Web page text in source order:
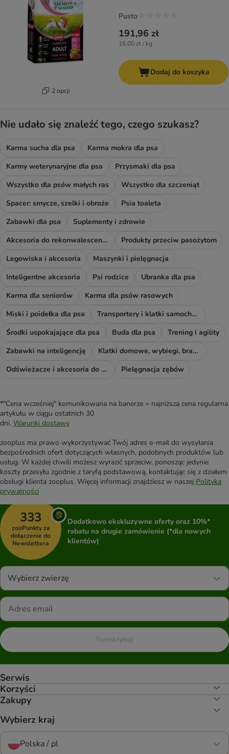
2 opcji
191,96 zł
16,00 zł / kg
Pusto
Dodaj do koszyka
Nie udało się znaleźć tego, czego szukasz?
Karma sucha dla psa
Karma mokra dla psa
Karmy weterynaryjne dla psa
Przysmaki dla psa
Wszystko dla psów małych ras
Wszystko dla szczeniąt
Spacer: smycze, szelki i obroże
Psia toaleta
Zabawki dla psa
Suplementy i zdrowie
Akcesoria do rekonwalescencji
Produkty przeciw pasożytom
Legowiska i akcesoria
Maszynki i pielęgnacja
Inteligentne akcesoria
Psi rodzice
Ubranka dla psa
Karma dla seniorów
Karma dla psów rasowych
Miski i poidełka dla psa
Transportery i klatki samochodowe
Środki uspokajające dla psa
Buda dla psa
Trening i agility
Zabawki na inteligencję
Klatki domowe, wybiegi, bramki i rampy
Odświeżacze i akcesoria do sprzątania
Pielęgnacja zębów
*"Cena wcześniej" komunikowana na banerze = najniższa cena regularna
artykułu w ciągu ostatnich 30
dni. Warunki dostawy
zooplus ma prawo wykorzystywać Twój adres e-mail do wysyłania
bezpośrednich ofert dotyczących własnych, podobnych produktów lub
usług. W każdej chwili możesz wyrazić sprzeciw, ponosząc jedynie
koszty przesyłu zgodnie z taryfą podstawową, kontaktując się z działem
obsługi klienta zooplus. Więcej informacji znajdziesz w naszej Polityka
prywatności
333
zooPunkty za
dołączenie do
Newslettera
Dodatkowo ekskluzywne oferty oraz 10%*
rabatu na drugie zamówienie (*dla nowych
klientów)
Wybierz zwierzę
Subskrybuj
Serwis
Korzyści
Zakupy
Wybierz kraj
Polska / pl